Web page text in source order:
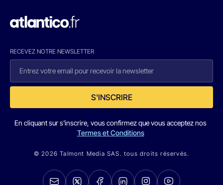
RECEVEZ NOTRE NEWSLETTER
S'INSCRIRE
En cliquant sur s'inscrire, vous confirmez que vous acceptez nos
Termes et Conditions
© 2026 Talmont Media SAS. tous droits réservés.